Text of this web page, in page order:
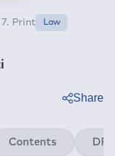
Print
Law
Share
Twitter
Facebook
Contents